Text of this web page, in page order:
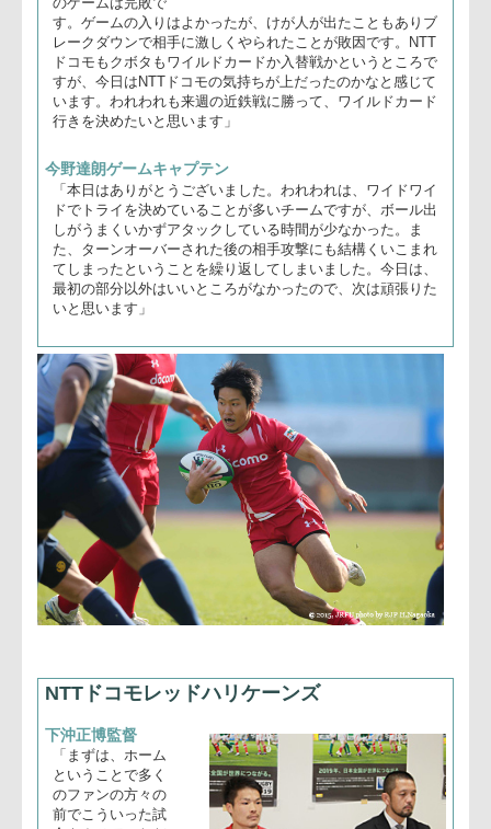
クボタスピアーズ
石倉監督(右)、今野ゲームキャプテン
石倉俊二監督
「このような素晴
らしいスタジアム
るということは、
本当に幸せなこと
だと思っていま
す。2週続けて負
けてきたので本日
は勝ちにこだわっ
たのですが、本日
す。ゲームの入りはよかったが、けが人が出たこともありブ
レークダウンで相手に激しくやられたことが敗因です。NTT
ドコモもクボタもワイルドカードか入替戦かというところで
すが、今日はNTTドコモの気持ちが上だったのかなと感じて
います。われわれも来週の近鉄戦に勝って、ワイルドカード
行きを決めたいと思います」
今野達朗 ゲームキャプテン
「本日はありがとうございました。われわれは、ワイドワイ
ドでトライを決めていることが多いチームですが、ボール出
しがうまくいかずアタックしている時間が少なかった。ま
た、ターンオーバーされた後の相手攻撃にも結構くいこまれ
てしまったということを繰り返してしまいました。今日は、